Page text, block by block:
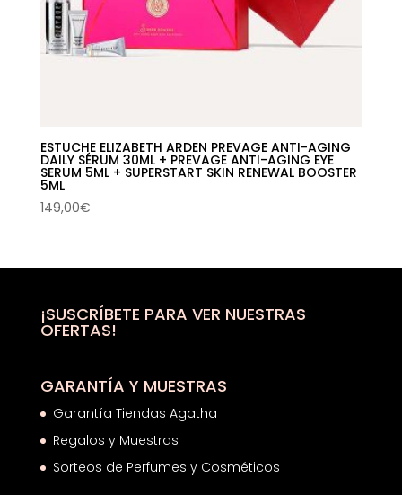
ESTUCHE ELIZABETH ARDEN PREVAGE ANTI-AGING
DAILY SÉRUM 30ML + PREVAGE ANTI-AGING EYE
SERUM 5ML + SUPERSTART SKIN RENEWAL BOOSTER
5ML
149,00€
¡SUSCRÍBETE PARA VER NUESTRAS
OFERTAS!
GARANTÍA Y MUESTRAS
Garantía Tiendas Agatha
Regalos y Muestras
Sorteos de Perfumes y Cosméticos